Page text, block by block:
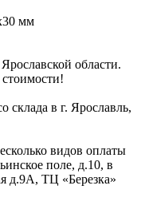
мм
области.
стоимости!
склада в г. Ярославль,
видов оплаты
поле, д.10, в
д.9А, ТЦ «Березка»